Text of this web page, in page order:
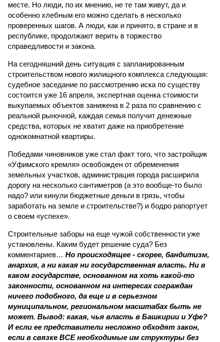
месте. Но люди, по их мнению, не те там живут, да и
особенно хлебным его можно сделать в несколько
проверенных шагов. А люди, как и принято, в стране и в
республике, продолжают верить в торжество
справедливости и закона.
На сегодняшний день ситуация с запланированным
строительством нового жилищного комплекса следующая:
судебное заседание по рассмотрению иска по существу
состоится уже 16 апреля, экспертная оценка стоимости
выкупаемых объектов занижена в 2 раза по сравнению с
реальной рыночной, каждая семья получит денежные
средства, которых не хватит даже на приобретение
однокомнатной квартиры.
Победами чиновников уже стал факт того, что застройщик
«Уфимского кремля» освобожден от обременения
земельных участков, администрация города расширила
дорогу на несколько сантиметров (а это вообще-то было
надо? или кинули бюджетные деньги в грязь, чтобы
заработать на земле и строительстве?) и бодро рапортует
о своем «успехе».
Строительные заборы на еще чужой собственности уже
установлены. Каким будет решение суда? Без
комментариев… Но происходящее - скорее, бандитизм,
анархия, а ни какая ни государственная власть. Ни в
каком государстве, основанном на хоть какой-то
законности, основанном на интересах сограждан
ничего подобного, да еще и в серьезном
муниципальном, региональном масштабах быть не
может. Вывод: какая, чья власть в Башкирии и Уфе?
И если ее представители несложно обходят закон,
если в связке ВСЕ необходимые им структуры без